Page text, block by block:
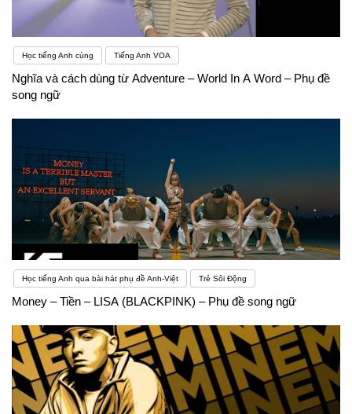
Học tiếng Anh cùng Tiếng Anh VOA
Nghĩa và cách dùng từ Adventure – World In A Word – Phụ đề
song ngữ
Học tiếng Anh qua bài hát phụ đề Anh-Việt Trẻ Sôi Động
Money – Tiền – LISA (BLACKPINK) – Phụ đề song ngữ